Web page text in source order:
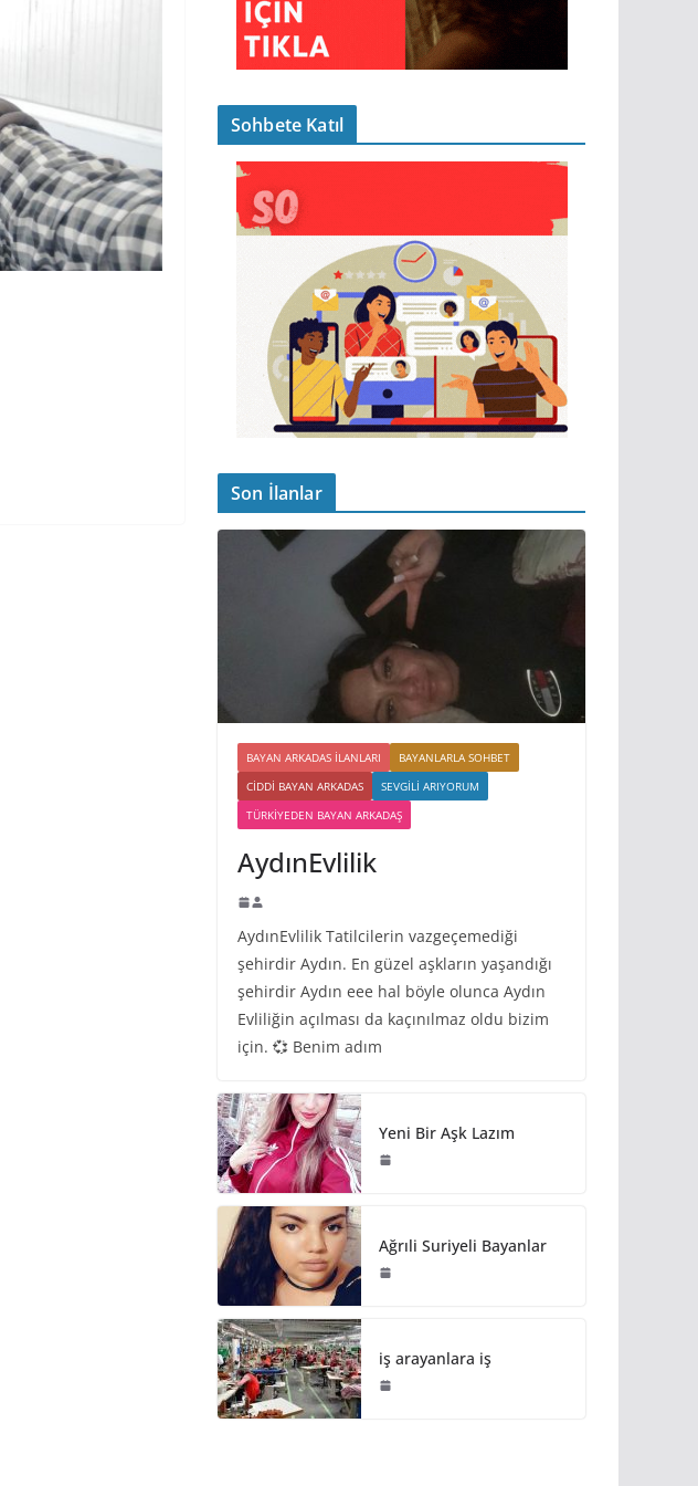
Sohbete Katıl
Son İlanlar
BAYAN ARKADAS ILANLARI
BAYANLARLA SOHBET
CIDDI BAYAN ARKADAS
SEVGILI ARIYORUM
TÜRKIYEDEN BAYAN ARKADAŞ
AydınEvlilik
AydınEvlilik Tatilcilerin vazgeçemediği
şehirdir Aydın. En güzel aşkların yaşandığı
şehirdir Aydın eee hal böyle olunca Aydın
Evliliğin açılması da kaçınılmaz oldu bizim
için. 💞 Benim adım
Yeni Bir Aşk Lazım
Ağrıli Suriyeli Bayanlar
iş arayanlara iş